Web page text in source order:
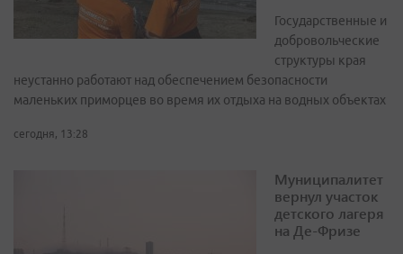
Государственные и
добровольческие
структуры края
неустанно работают над обеспечением безопасности
маленьких приморцев во время их отдыха на водных объектах
сегодня, 13:28
Муниципалитет
вернул участок
детского лагеря
на Де-Фризе